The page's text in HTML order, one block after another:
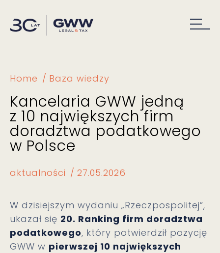
Home Baza wiedzy
Kancelaria GWW jedną
z 10 największych firm
doradztwa podatkowego
w Polsce
aktualności 27.05.2026
W dzisiejszym wydaniu „Rzeczpospolitej”,
ukazał się 20. Ranking firm doradztwa
podatkowego, który potwierdził pozycję
GWW w pierwszej 10 największych